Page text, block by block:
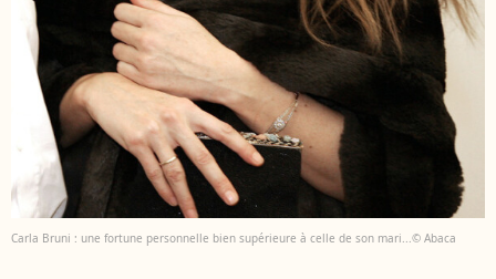
Carla Bruni : une fortune personnelle bien supérieure à celle de son mari...© Abaca